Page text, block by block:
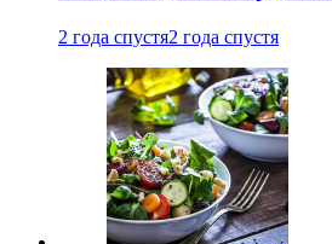
2 года спустя2 года спустя